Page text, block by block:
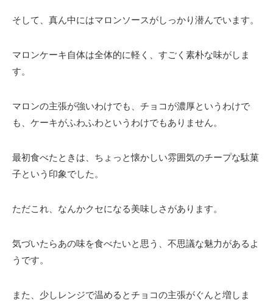
そして、真ん中にはマロンソースがしっかり潜んでいます。
マロンケーキ自体は全体的に軽く、すごく素朴な味がしま
す。
マロンの主張が強いわけでも、チョコが濃厚というわけで
も、ケーキがふわふわというわけでもありません。
最初食べたときは、ちょっと懐かしい雰囲気のチープな駄菓
子という印象でした。
ただこれ、なんかクセになる美味しさがあります。
気づいたらあの味を食べたいと思う、不思議な魅力があるよ
うです。
また、少しレンジで温めるとチョコの主張がぐんと増しま